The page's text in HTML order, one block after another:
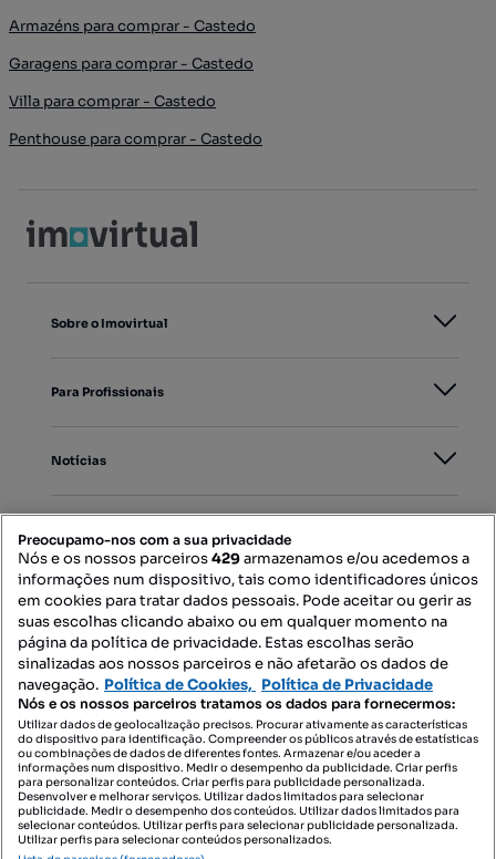
Armazéns para comprar - Castedo
Garagens para comprar - Castedo
Villa para comprar - Castedo
Penthouse para comprar - Castedo
Sobre o Imovirtual
Para Profissionais
Notícias
Mapa do Site
Contacte-nos
SIGA-NOS:
DESCARREGAR NA:
Preocupamo-nos com a sua privacidade
Nós e os nossos parceiros429armazenamos e/ou acedemos a
informações num dispositivo, tais como identificadores únicos
em cookies para tratar dados pessoais. Pode aceitar ou gerir as
suas escolhas clicando abaixo ou em qualquer momento na
página da política de privacidade. Estas escolhas serão
sinalizadas aos nossos parceiros e não afetarão os dados de
navegação. Política de Cookies, Política de Privacidade
Nós e os nossos parceiros tratamos os dados para fornecermos:
Utilizar dados de geolocalização precisos. Procurar ativamente as características
do dispositivo para identificação. Compreender os públicos através de estatísticas
ou combinações de dados de diferentes fontes. Armazenar e/ou aceder a
informações num dispositivo. Medir o desempenho da publicidade. Criar perfis
para personalizar conteúdos. Criar perfis para publicidade personalizada.
Desenvolver e melhorar serviços. Utilizar dados limitados para selecionar
publicidade. Medir o desempenho dos conteúdos. Utilizar dados limitados para
selecionar conteúdos. Utilizar perfis para selecionar publicidade personalizada.
Utilizar perfis para selecionar conteúdos personalizados.